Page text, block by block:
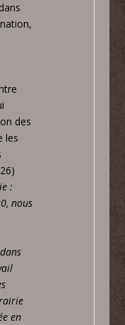
des
les
:
nous
en